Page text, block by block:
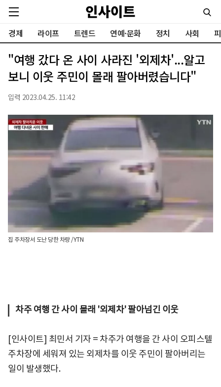
경제 라이프 트렌드 연예·문화 정치 사회
"여행 갔다 온 사이 사라진 '외제차'...알고
보니 이웃 주민이 몰래 팔아버렸습니다"
입력 2023.04.25. 11:42
집 주차장서 도난 당한 차량 /YTN
차주 여행 간 사이 몰래 '외제차' 팔아넘긴 이웃
[인사이트] 최민서 기자 = 차주가 여행을 간 사이 오피스텔
주차장에 세워져 있는 외제차를 이웃 주민이 팔아버리는
일이 발생했다.